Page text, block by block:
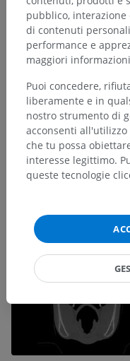
pubblico, interazione
di contenuti
performance e
maggiori
Puoi concedere,
liberamente e in
nostro strumento di
acconsenti
che tu possa
interesse legittimo.
queste tecnologie